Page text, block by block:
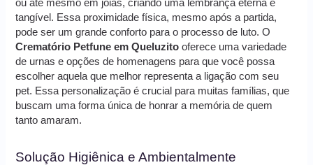
ou até mesmo em joias, criando uma lembrança eterna e
tangível. Essa proximidade física, mesmo após a partida,
pode ser um grande conforto para o processo de luto. O
Crematório Petfune em Queluzito oferece uma variedade
de urnas e opções de homenagens para que você possa
escolher aquela que melhor representa a ligação com seu
pet. Essa personalização é crucial para muitas famílias, que
buscam uma forma única de honrar a memória de quem
tanto amaram.
Solução Higiênica e Ambientalmente